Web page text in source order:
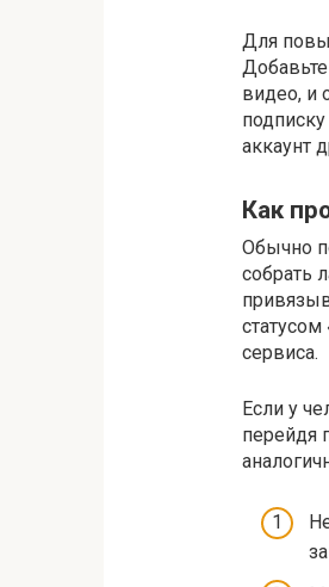
Для
видео, и
аккаунт
Как
Обычно
собрать
сервиса.
Если у
перейдя